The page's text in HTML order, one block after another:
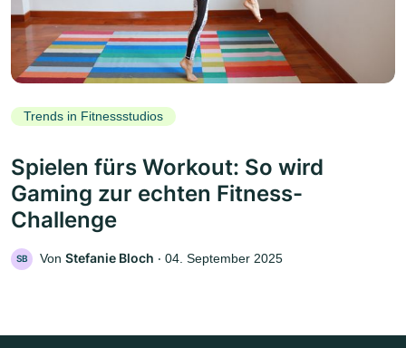
Trends in Fitnessstudios
Spielen fürs Workout: So wird
Gaming zur echten Fitness-
Challenge
SB Von Stefanie Bloch ‧ 04. September 2025